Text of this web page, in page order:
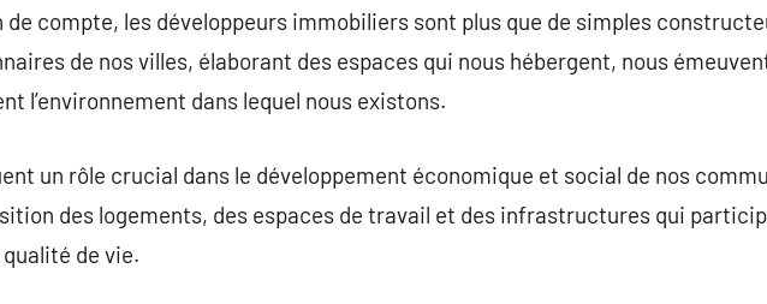
de compte, les développeurs immobiliers sont plus que de simples
de nos villes, élaborant des espaces qui nous hébergent, nous
l’environnement dans lequel nous existons.
un rôle crucial dans le développement économique et social de nos
des logements, des espaces de travail et des infrastructures qui
de vie.